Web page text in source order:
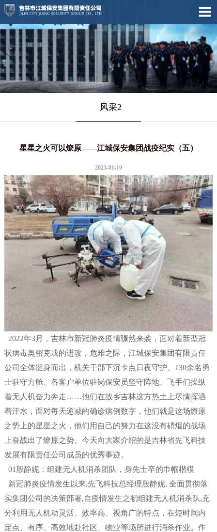
风采2
星星之火可以燎原——江城保安集团战疫纪实（五）
2023-01-10
2022年3月，吉林市新冠肺炎疫情骤然来袭，面对着新型冠
状病毒奥密克戎的进攻，危难之际，江城保安集团有限责任
公司全体挺身而出，机关干部下沉卡点日夜守护、130余名勇
士驻守方舱、各客户单位驻岗保安员坚守阵地、飞手们操纵
着无人机奋力奔走……他们在故乡吉林这方热土上尽情挥洒
着汗水，面对每天递减的确诊病例数字，他们就是这场燎原
之势上的星星之火，他们用自己的努力在这没有硝烟的战场
上奋战出了燎原之势。今天向大家介绍的是吉林省先飞科技
发展有限责任公司成员的优秀事迹。
01殷静妮：组建无人机消杀团队，身先士卒的巾帼楷模
新冠肺炎疫情发生以来,先飞科技总经理殷静妮, 全面贯彻落
实集团公司的决策部署,自疫情发生之初组建无人机消杀队,充
分利用无人机动灵活、效率高、视角广的特点，在短时间内
定点、有序、高效地赴社区、物业等场所进行消杀作业。作